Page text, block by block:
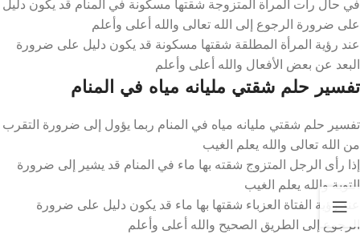
في حال رأت المرأة المتزوجة شقتها مسكونة في المنام قد يكون دليل
على ضرورة الرجوع إلى الله تعالى والله أعلى وأعلم
عند رؤية المرأة المطلقة شقتها مسكونة قد يكون دليل على ضرورة
البعد عن بعض الأفعال والله أعلى وأعلم
تفسير حلم شقتي مليانه مياه في المنام
تفسير حلم شقتي مليانه مياه في المنام ربما يؤول إلى ضرورة التقرب
من الله تعالى والله يعلم الغيب
إذا رأى الرجل المتزوج شقته بها ماء في المنام قد يشير إلى ضرورة
التوبة والله يعلم الغيب
عند رؤية الفتاة العزباء شقتها بها ماء قد يكون دليل على ضرورة
الرجوع إلى الطريق الصحيح والله أعلى وأعلم